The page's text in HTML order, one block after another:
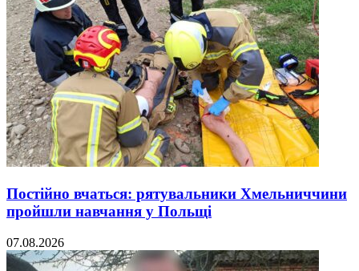
Постійно вчаться: рятувальники Хмельниччини
пройшли навчання у Польщі
07.08.2026